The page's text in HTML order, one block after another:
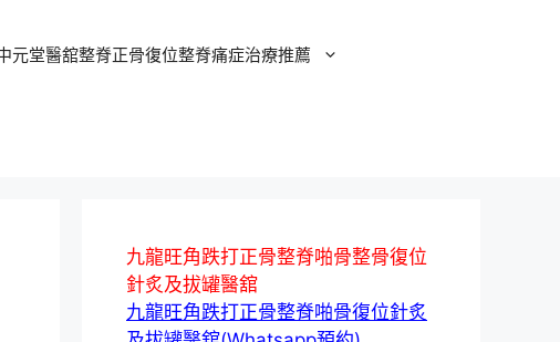
元堂醫舘整脊正骨復位整脊痛症治療推薦
九龍旺角跌打正骨整脊啪骨整骨復位
針炙及拔罐醫舘
九龍旺角跌打正骨整脊啪骨復位針炙